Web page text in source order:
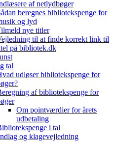
af netlydbøger
beregnes bibliotekspenge for
og lyd
nye titler
til at finde korrekt link til
på bibliotek.dk
tal
udløser bibliotekspenge for
af bibliotekspenge for
Om pointværdier for årets
udbetaling
i tal
og klagevejledning